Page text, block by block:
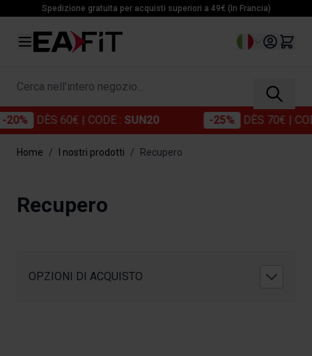
Salta al contenutoSpedizione gratuita per acquisti superiori a 49€ (In Francia)
Lingua
Cerca nell'intero negozio...
DÈS 60€| CODE :SUN20 DÈS 70€| CODE :
Home / I nostri prodotti / Recupero
Recupero
OPZIONI DI ACQUISTO